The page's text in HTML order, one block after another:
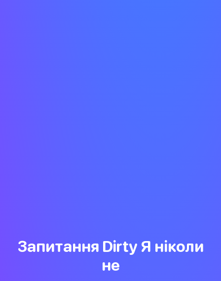
Запитання Dirty Я ніколи
не